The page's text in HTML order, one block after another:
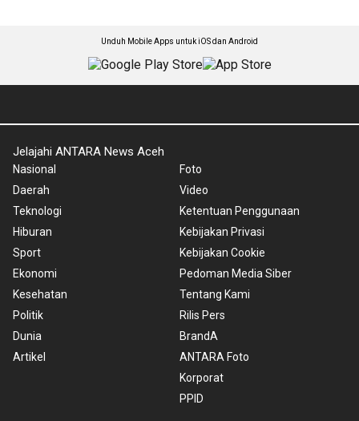
Unduh Mobile Apps untuk iOS dan Android
Jelajahi ANTARA News Aceh
Nasional
Daerah
Teknologi
Hiburan
Sport
Ekonomi
Kesehatan
Politik
Dunia
Artikel
Foto
Video
Ketentuan Penggunaan
Kebijakan Privasi
Kebijakan Cookie
Pedoman Media Siber
Tentang Kami
Rilis Pers
BrandA
ANTARA Foto
Korporat
PPID